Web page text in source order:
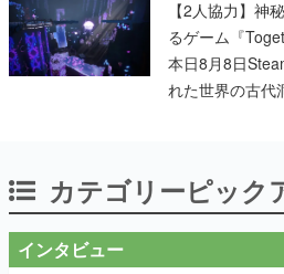
【2人協力】神
るゲーム『
本日8月8日
れた世界の古代
カテゴリーピック
インタビュー